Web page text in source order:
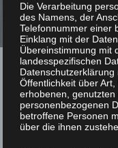
Die Verarbeitung
des Namens, der
Telefonnummer einer
Einklang mit der
Übereinstimmung mit
landesspezifischen
Öffentlichkeit über
erhobenen,
personenbezogenen
betroffene Personen
über die ihnen